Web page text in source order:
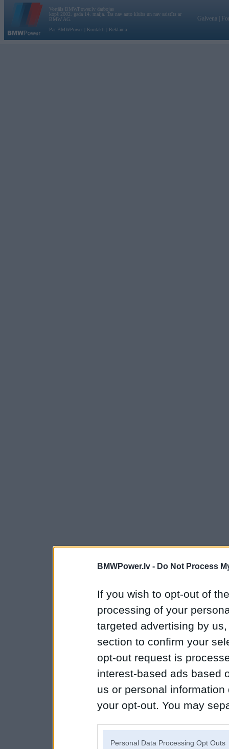
BMWPower.lv - Do Not Process
If you wish to opt-out of
processing of your
targeted advertising by
section to confirm your
opt-out request is
interest-based ads based
us or personal
your opt-out. You may
Personal Data Processing Opt Outs
Vortāls BMWPower.lv darbojas
kopš 2002. gada 14. maija. Tas nav auto klubs un nav saistīts ar
BMW AG.
Par BMWPower
Kontakti Reklāma
Galvena